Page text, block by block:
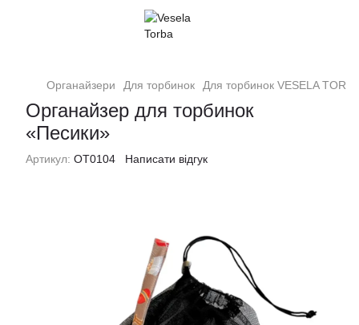
Органайзери Для торбинок Для торбинок VESELA
Органайзер для торбинок
«Песики»
Артикул: ОТ0104 Написати відгук